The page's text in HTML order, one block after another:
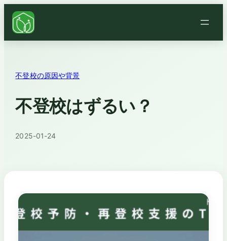
不登校の原因や背景
不登校はずるい？
2025-01-24